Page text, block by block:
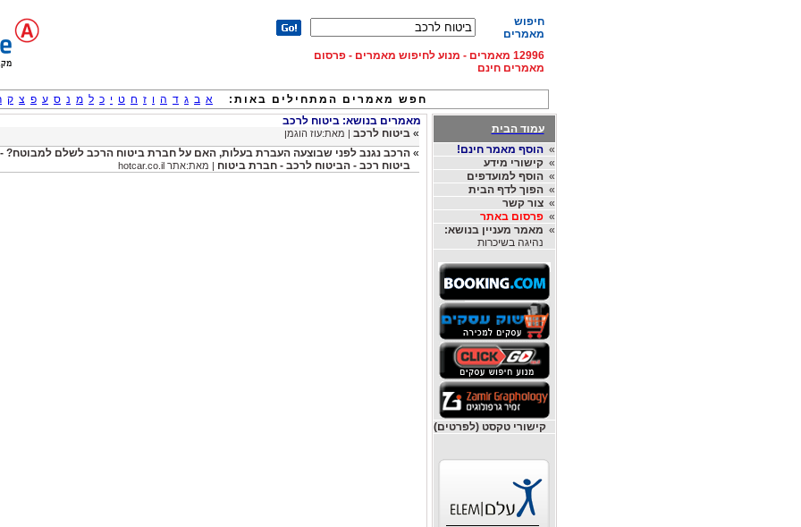
חיפוש
מאמרים
12996 מאמרים - מנוע לחיפוש מאמרים - פרסום
מאמרים חינם
חפש מאמרים המתחילים באות: א ב ג ד ה ו ז ח ט י כ ל מ נ ס ע פ צ ק
עמוד הבית
»הוסף מאמר חינם!
»קישורי מידע
»הוסף למועדפים
»הפוך לדף הבית
»צור קשר
»פרסום באתר
» מאמר מעניין בנושא:
נהיגה בשיכרות
קישורי טקסט (לפרטים)
מאמרים בנושא: ביטוח לרכב
» ביטוח לרכב | מאת:עוז הוגמן
» הרכב נגנב לפני שבוצעה העברת בעלות, האם על חברת ביטוח הרכב לשלם למבוטח? -
ביטוח רכב - הביטוח לרכב - חברת ביטוח | מאת:אתר hotcar.co.il